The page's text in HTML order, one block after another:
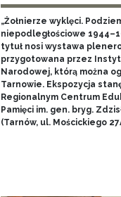
„Żołnierze wyklęci.
niepodległościowe
tytuł nosi wystawa
przygotowana przez
Narodowej, którą można
Tarnowie. Ekspozycja
Regionalnym Centrum
Pamięci im. gen. bryg.
(Tarnów, ul. Mościckiego